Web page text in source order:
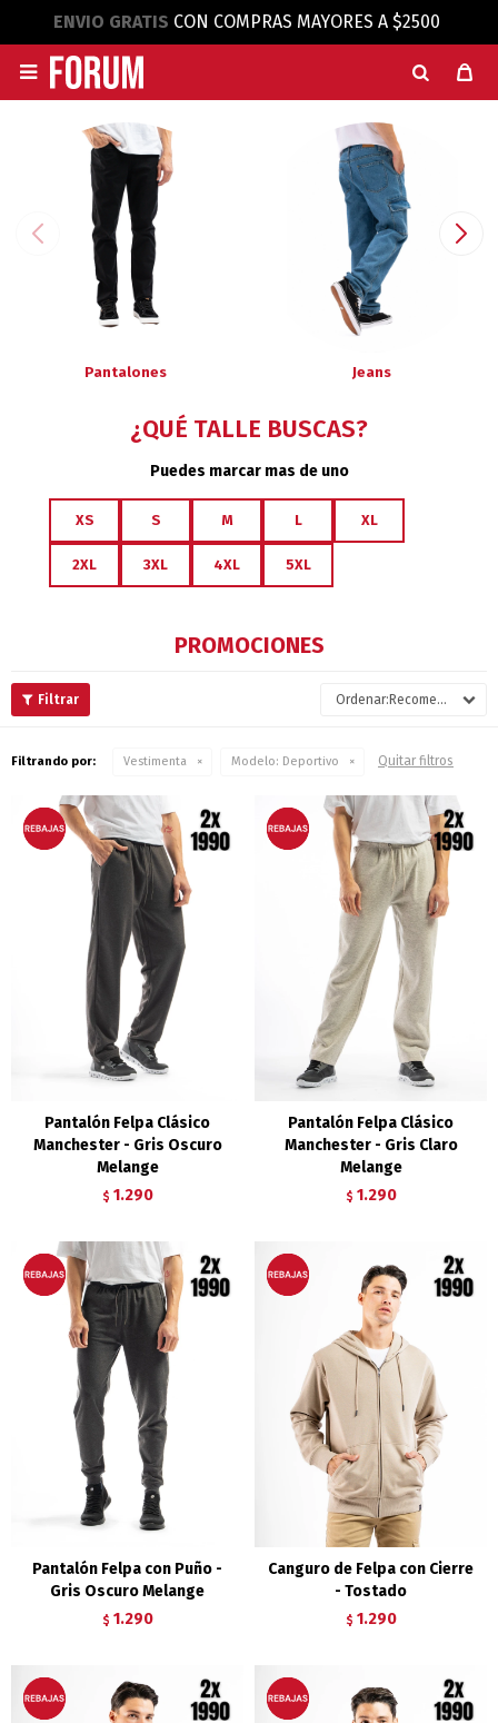
ENVIO GRATIS CON COMPRAS MAYORES A $2500

Pantalones Jeans
¿QUÉ TALLE BUSCAS?
Puedes marcar mas de uno
XS S M L XL
2XL 3XL 4XL 5XL
PROMOCIONES
Recomendados
Filtrando por: Vestimenta Modelo: Deportivo Quitar filtros
Pantalón Felpa Clásico
Manchester - Gris Oscuro
Melange
$ 1.290
Pantalón Felpa Clásico
Manchester - Gris Claro
Melange
$ 1.290
Pantalón Felpa con Puño -
Gris Oscuro Melange
$ 1.290
Canguro de Felpa con Cierre
- Tostado
$ 1.290